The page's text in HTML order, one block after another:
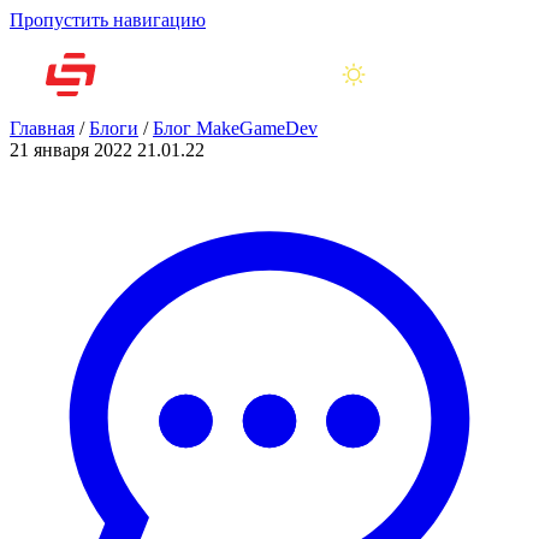
Пропустить навигацию
Главная /Блоги /Блог MakeGameDev
21 января 2022 21.01.22